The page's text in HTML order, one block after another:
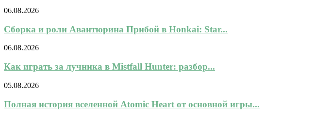
06.08.2026
Сборка и роли Авантюрина Прибой в Honkai: Star...
06.08.2026
Как играть за лучника в Mistfall Hunter: разбор...
05.08.2026
Полная история вселенной Atomic Heart от основной игры...